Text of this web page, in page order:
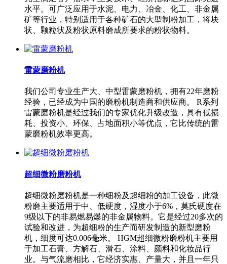
水平。可广泛应用于水泥、电力、冶金、化工、非金属
矿等行业，特别适用于各种矿石的大型制粉加工，将块
状、颗粒状及粉状原料磨成所要求的粉状物料。
雷蒙磨粉机
我们公司专业生产大、中型雷蒙磨粉机，拥有22年磨粉
经验，已经成为中国的磨粉机制造商和供应商。 R系列
雷蒙磨粉机是经过我们的专家优化升级改造，具有低损
耗、投资小、环保、占地面积小等优点，它比传统的雷
蒙磨粉机效率更高。
超细微粉磨粉机
超细微粉磨粉机是一种细粉及超细粉的加工设备，此微
粉磨主要适用于中、低硬度，湿度小于6%，莫氏硬度在
9级以下的非易燃易爆的非金属物料。它是经过20多次的
试验和改进，为超细粉的生产而研发制造的新型磨粉
机，细度可达0.006毫米。 HGM超细微粉磨粉机主要用
于加工石膏、方解石、滑石、涂料、颜料和化妆品行
业。与气流磨相比，它经济实惠、产量大，并且一年只